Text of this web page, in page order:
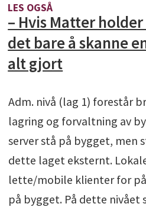
LES OGSÅ
– Hvis Matter
det bare å skanne
alt gjort
Adm. nivå (lag 1) forestår
lagring og forvaltning av
server stå på bygget, men
dette laget eksternt.
lette/mobile klienter for
på bygget. På dette nivået